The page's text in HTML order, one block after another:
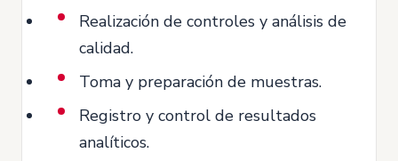
Realización de controles y análisis de
calidad.
Toma y preparación de muestras.
Registro y control de resultados
analíticos.